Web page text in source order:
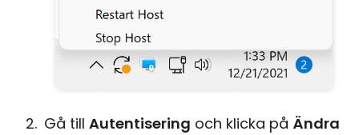
Gå till Autentisering och klicka på Ändra